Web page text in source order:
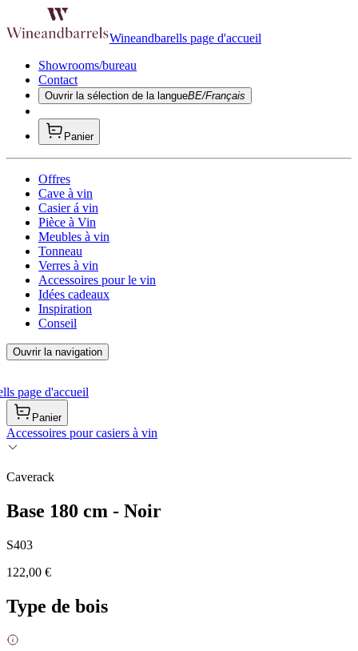
Wineandbarells page d'accueil
Showrooms/bureau
Contact
Ouvrir la sélection de la langueBE/Français
Panier
Offres
Cave à vin
Casier á vin
Pièce à Vin
Meubles à vin
Tonneau
Verres à vin
Accessoires pour le vin
Idées cadeaux
Inspiration
Conseil
Ouvrir la navigation
page d'accueil
Panier
Accessoires pour casiers à vin
Caverack
Base 180 cm - Noir
S403
122,00 €
Type de bois